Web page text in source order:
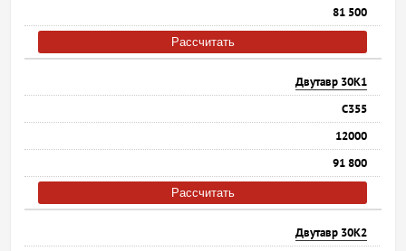
81 500
Рассчитать
Двутавр 30К1
С355
12000
91 800
Рассчитать
Двутавр 30К2